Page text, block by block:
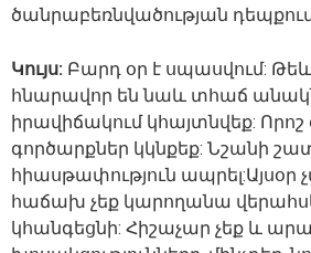
ծանրաբեռնվածության
Կույս: Բարդ օր է սպասվում:
հնարավոր են նաև տհաճ
իրավիճակում կհայտնվեք:
գործարքներ կկնքեք: Նշանի
հիասթափություն
հաճախ չեք կարողանա
կհանգեցնի: Հիշաչար չեք և